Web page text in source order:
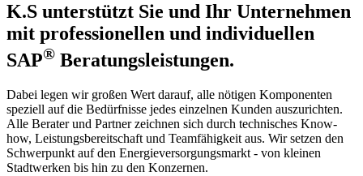
K.S unterstützt Sie und Ihr Unternehmen
mit professionellen und individuellen
SAP® Beratungsleistungen.
Dabei legen wir großen Wert darauf, alle nötigen Komponenten
speziell auf die Bedürfnisse jedes einzelnen Kunden auszurichten.
Alle Berater und Partner zeichnen sich durch technisches Know-
how, Leistungsbereitschaft und Teamfähigkeit aus. Wir setzen den
Schwerpunkt auf den Energieversorgungsmarkt - von kleinen
Stadtwerken bis hin zu den Konzernen.